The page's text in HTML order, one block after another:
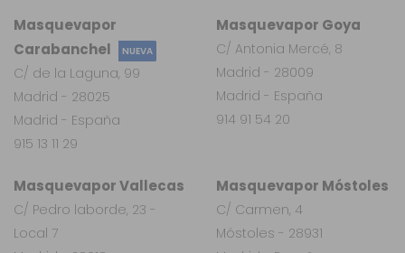
Masquevapor
Carabanchel
NUEVA
C/ de la Laguna, 99
Madrid - 28025
Madrid - España
915 13 11 29
Masquevapor Vallecas
C/ Pedro laborde, 23 -
Local 7
Masquevapor Móstoles
C/ Carmen, 4
Móstoles - 28931
Masquevapor Goya
C/ Antonia Mercé, 8
Madrid - 28009
Madrid - España
914 91 54 20